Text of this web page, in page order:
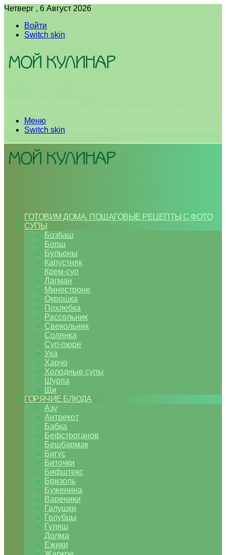
Четверг , 6 Август 2026
Войти
Switch skin
Меню
Switch skin
ГОТОВИМ ДОМА. ПОШАГОВЫЕ РЕЦЕПТЫ С ФОТО
СУПЫ
Бозбаш
Борщ
Бульоны
Капустняк
Крем-суп
Лагман
Минестроне
Окрошка
Похлебка
Рассольник
Свекольник
Солянка
Суп-пюре
Уха
Харчо
Холодные супы
Шурпа
Щи
ГОРЯЧИЕ БЛЮДА
Азу
Антрекот
Бабка
Бефстроганов
Бешбармак
Бигус
Биточки
Бифштекс
Бризоль
Буженина
Вареники
Галушки
Голубцы
Гуляш
Долма
Ежики